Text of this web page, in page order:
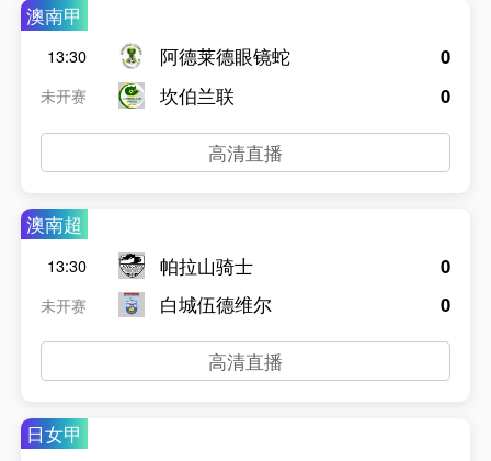
澳南甲
13:30
未开赛
阿德莱德眼镜蛇
坎伯兰联
0
0
高清直播
澳南超
13:30
未开赛
帕拉山骑士
白城伍德维尔
0
0
高清直播
日女甲